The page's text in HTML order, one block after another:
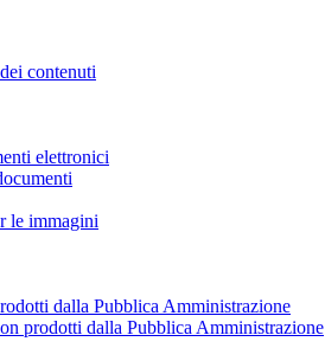
contenuti
elettronici
le immagini
dalla Pubblica Amministrazione
prodotti dalla Pubblica Amministrazione